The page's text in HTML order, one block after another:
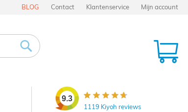
BLOG Contact Klantenservice Mijn account
Zoek
9.3
1119 Kiyoh reviews